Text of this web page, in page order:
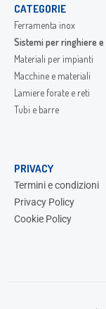
CATEGORIE
Ferramenta inox
Sistemi per ringhiere e
Materiali per impianti
Macchine e materiali
Lamiere forate e reti
Tubi e barre
PRIVACY
Termini e condizioni
Privacy Policy
Cookie Policy